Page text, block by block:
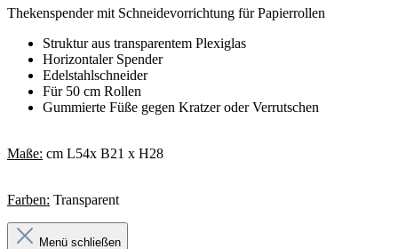
Thekenspender mit Schneidevorrichtung für Papierrollen
Struktur aus transparentem Plexiglas
Horizontaler Spender
Edelstahlschneider
Für 50 cm Rollen
Gummierte Füße gegen Kratzer oder Verrutschen
Maße: cm L54x B21 x H28
Farben: Transparent
Menü schließen